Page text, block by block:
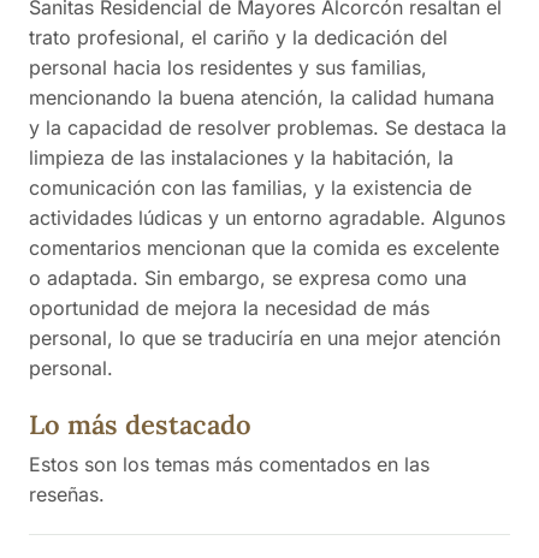
Sanitas Residencial de Mayores Alcorcón resaltan el
trato profesional, el cariño y la dedicación del
personal hacia los residentes y sus familias,
mencionando la buena atención, la calidad humana
y la capacidad de resolver problemas. Se destaca la
limpieza de las instalaciones y la habitación, la
comunicación con las familias, y la existencia de
actividades lúdicas y un entorno agradable. Algunos
comentarios mencionan que la comida es excelente
o adaptada. Sin embargo, se expresa como una
oportunidad de mejora la necesidad de más
personal, lo que se traduciría en una mejor atención
personal.
Lo más destacado
Estos son los temas más comentados en las
reseñas.